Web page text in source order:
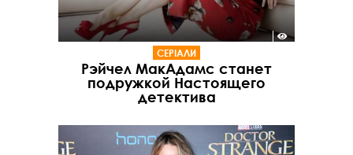
СЕРІАЛИ
Рэйчел МакАдамс станет
подружкой Настоящего
детектива